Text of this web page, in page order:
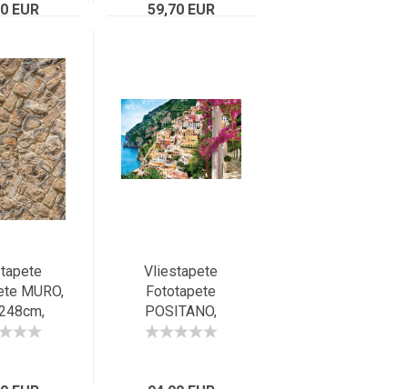
Chai
EUR
Kalifornien, USA
59,70 EUR
MURO,
Vliestapete
Fototapete
POSITANO,
368x248cm,